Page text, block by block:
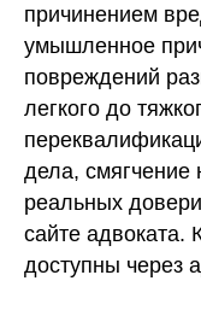
причинением
умышленное
повреждений
легкого до
дела, смягчение
реальных
сайте адвоката.
доступны через